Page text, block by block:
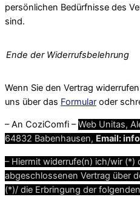
persönlichen Bedürfnisse des
sind.
Ende der Widerrufsbelehrung
Wenn Sie den Vertrag
uns über das Formular oder
– An CoziComfi –Web Unitas,
64832 Babenhausen, Email:
– Hiermit widerrufe(n) ich/wir (*)
abgeschlossenen Vertrag über
(*)/ die Erbringung der